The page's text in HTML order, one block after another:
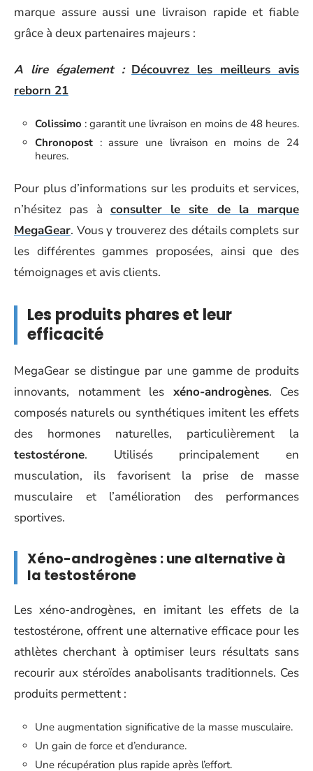
marque assure aussi une livraison rapide et fiable
grâce à deux partenaires majeurs :
A lire également : Découvrez les meilleurs avis
reborn 21
Colissimo : garantit une livraison en moins de 48 heures.
Chronopost : assure une livraison en moins de 24
heures.
Pour plus d’informations sur les produits et services,
n’hésitez pas à consulter le site de la marque
MegaGear. Vous y trouverez des détails complets sur
les différentes gammes proposées, ainsi que des
témoignages et avis clients.
Les produits phares et leur
efficacité
MegaGear se distingue par une gamme de produits
innovants, notamment les xéno-androgènes. Ces
composés naturels ou synthétiques imitent les effets
des hormones naturelles, particulièrement la
testostérone. Utilisés principalement en
musculation, ils favorisent la prise de masse
musculaire et l’amélioration des performances
sportives.
Xéno-androgènes : une alternative à
la testostérone
Les xéno-androgènes, en imitant les effets de la
testostérone, offrent une alternative efficace pour les
athlètes cherchant à optimiser leurs résultats sans
recourir aux stéroïdes anabolisants traditionnels. Ces
produits permettent :
Une augmentation significative de la masse musculaire.
Un gain de force et d’endurance.
Une récupération plus rapide après l’effort.